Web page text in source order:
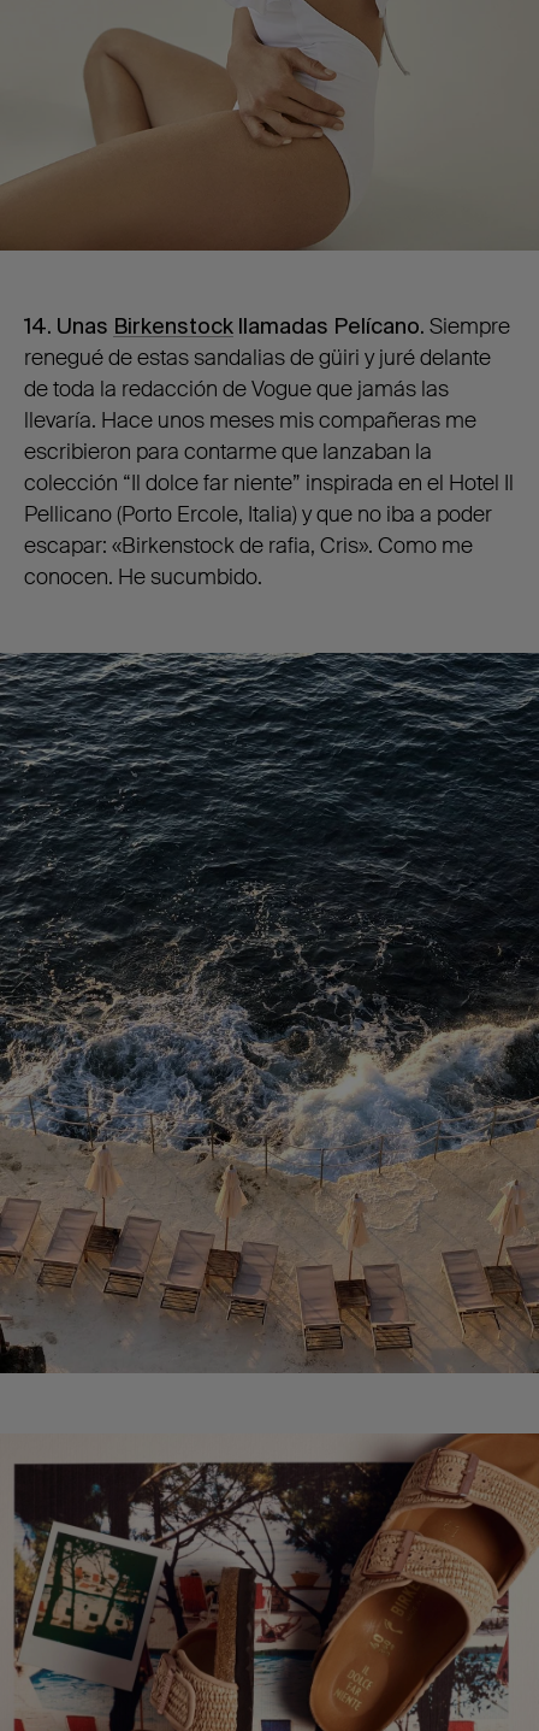
14. Unas Birkenstock llamadas Pelícano. Siempre
renegué de estas sandalias de güiri y juré delante
de toda la redacción de Vogue que jamás las
llevaría. Hace unos meses mis compañeras me
escribieron para contarme que lanzaban la
colección “Il dolce far niente” inspirada en el Hotel Il
Pellicano (Porto Ercole, Italia) y que no iba a poder
escapar: «Birkenstock de rafia, Cris». Como me
conocen. He sucumbido.